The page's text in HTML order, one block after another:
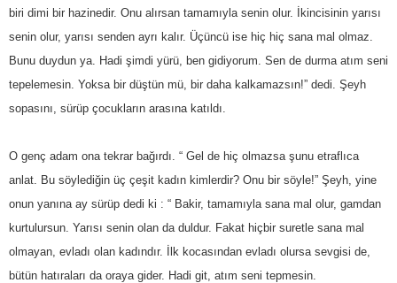
biri dimi bir hazinedir. Onu alırsan tamamıyla senin olur. İkincisinin yarısı
senin olur, yarısı senden ayrı kalır. Üçüncü ise hiç hiç sana mal olmaz.
Bunu duydun ya. Hadi şimdi yürü, ben gidiyorum. Sen de durma atım seni
tepelemesin. Yoksa bir düştün mü, bir daha kalkamazsın!” dedi. Şeyh
sopasını, sürüp çocukların arasına katıldı.
O genç adam ona tekrar bağırdı. “ Gel de hiç olmazsa şunu etraflıca
anlat. Bu söylediğin üç çeşit kadın kimlerdir? Onu bir söyle!” Şeyh, yine
onun yanına ay sürüp dedi ki : “ Bakir, tamamıyla sana mal olur, gamdan
kurtulursun. Yarısı senin olan da duldur. Fakat hiçbir suretle sana mal
olmayan, evladı olan kadındır. İlk kocasından evladı olursa sevgisi de,
bütün hatıraları da oraya gider. Hadi git, atım seni tepmesin.